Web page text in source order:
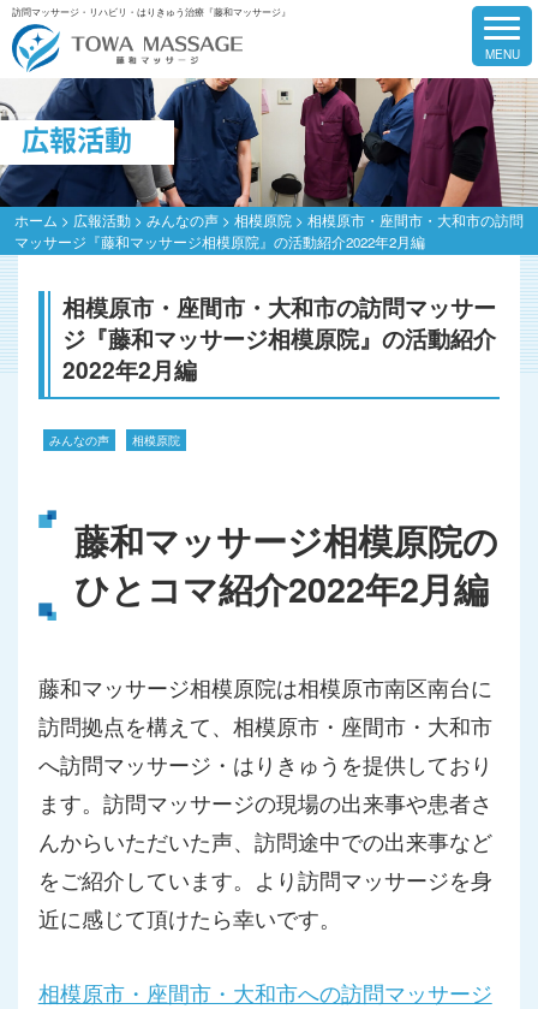
訪問マッサージ・リハビリ・はりきゅう治療『藤和マッサージ』
広報活動
ホーム > 広報活動> みんなの声> 相模原院> 相模原市・座間市・大和市の訪問
マッサージ『藤和マッサージ相模原院』の活動紹介2022年2月編
相模原市・座間市・大和市の訪問マッサー
ジ『藤和マッサージ相模原院』の活動紹介
2022年2月編
みんなの声 相模原院
藤和マッサージ相模原院の
ひとコマ紹介2022年2月編
藤和マッサージ相模原院は相模原市南区南台に
訪問拠点を構えて、相模原市・座間市・大和市
へ訪問マッサージ・はりきゅうを提供しており
ます。訪問マッサージの現場の出来事や患者さ
んからいただいた声、訪問途中での出来事など
をご紹介しています。より訪問マッサージを身
近に感じて頂けたら幸いです。
相模原市・座間市・大和市への訪問マッサージ